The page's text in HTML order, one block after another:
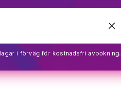
i förväg för kostnadsfri avbokning.